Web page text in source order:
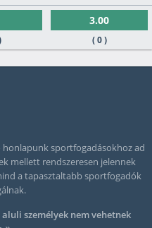
3.00
( 0 )
sportfogadásokhoz ad
mellett rendszeresen jelennek
a tapasztaltabb sportfogadók
személyek nem vehetnek